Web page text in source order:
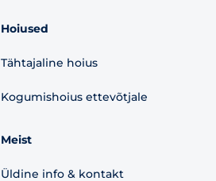
Hoiused
Tähtajaline hoius
Kogumishoius ettevõtjale
Meist
Üldine info & kontakt